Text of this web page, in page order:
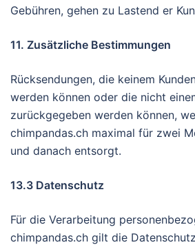
Gebühren, gehen zu Lastend er
11. Zusätzliche Bestimmungen
Rücksendungen, die keinem
werden können oder die nicht
zurückgegeben werden können,
chimpandas.ch maximal für zwei
und danach entsorgt.
13.3 Datenschutz
Für die Verarbeitung
chimpandas.ch gilt die